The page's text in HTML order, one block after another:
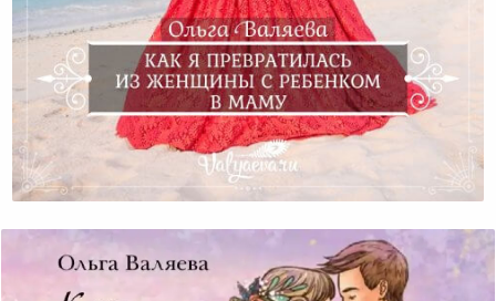
Как Я Превратилась Из Женщины С Ребенком В
Маму